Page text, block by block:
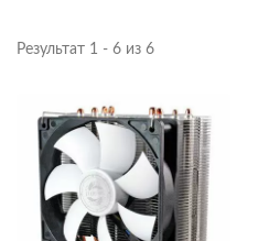
Результат 1 - 6 из 6